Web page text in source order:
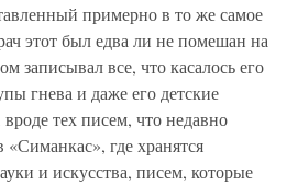
примерно в то же самое
этот был едва ли не помешан на
записывал все, что касалось его
гнева и даже его детские
тех писем, что недавно
где хранятся
и искусства, писем, которые